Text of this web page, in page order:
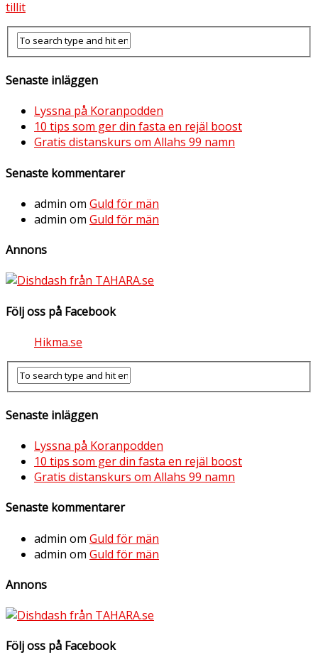
tillit
Senaste inläggen
Lyssna på Koranpodden
10 tips som ger din fasta en rejäl boost
Gratis distanskurs om Allahs 99 namn
Senaste kommentarer
admin om Guld för män
admin om Guld för män
Annons
Följ oss på Facebook
Hikma.se
Senaste inläggen
Lyssna på Koranpodden
10 tips som ger din fasta en rejäl boost
Gratis distanskurs om Allahs 99 namn
Senaste kommentarer
admin om Guld för män
admin om Guld för män
Annons
Följ oss på Facebook